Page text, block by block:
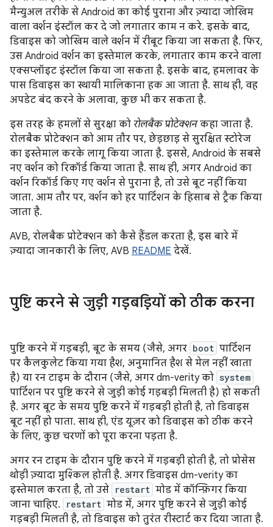
मैन्युअल तरीके से Android का कोई पुराना और ज़्यादा जोखिम
वाला वर्शन इंस्टॉल कर दे जो लगातार काम न करे. इसके बाद,
डिवाइस को जोखिम वाले वर्शन में रीबूट किया जा सकता है. फिर,
उस Android वर्शन का इस्तेमाल करके, लगातार काम करने वाला
एक्सप्लॉइट इंस्टॉल किया जा सकता है. इसके बाद, हमलावर के
पास डिवाइस का स्थायी मालिकाना हक आ जाता है. साथ ही, वह
अपडेट बंद करने के अलावा, कुछ भी कर सकता है.
इस तरह के हमलों से सुरक्षा को रोलबैक प्रोटेक्शनकहा जाता है.
रोलबैक प्रोटेक्शन को आम तौर पर, छेड़छाड़ से सुरक्षित स्टोरेज
का इस्तेमाल करके लागू किया जाता है. इससे, Android के सबसे
नए वर्शन को रिकॉर्ड किया जाता है. साथ ही, अगर Android का
वर्शन रिकॉर्ड किए गए वर्शन से पुराना है, तो उसे बूट नहीं किया
जाता. आम तौर पर, वर्शन को हर पार्टिशन के हिसाब से ट्रैक किया
जाता है.
AVB, रोलबैक प्रोटेक्शन को कैसे हैंडल करता है, इस बारे में
ज़्यादा जानकारी के लिए, AVB README देखें.
पुष्टि करने से जुड़ी गड़बड़ियों को ठीक करना
पुष्टि करने में गड़बड़ी, बूट के समय (जैसे, अगर boot पार्टिशन
पर कैलकुलेट किया गया हैश, अनुमानित हैश से मेल नहीं खाता
है) या रन टाइम के दौरान (जैसे, अगर dm-verity को system
पार्टिशन पर पुष्टि करने से जुड़ी कोई गड़बड़ी मिलती है) हो सकती
है. अगर बूट के समय पुष्टि करने में गड़बड़ी होती है, तो डिवाइस
बूट नहीं हो पाता. साथ ही, एंड यूज़र को डिवाइस को ठीक करने
के लिए, कुछ चरणों को पूरा करना पड़ता है.
अगर रन टाइम के दौरान पुष्टि करने में गड़बड़ी होती है, तो प्रोसेस
थोड़ी ज़्यादा मुश्किल होती है. अगर डिवाइस dm-verity का
इस्तेमाल करता है, तो उसे restart मोड में कॉन्फ़िगर किया
जाना चाहिए.
restart मोड में, अगर पुष्टि करने से जुड़ी कोई
गड़बड़ी मिलती है, तो डिवाइस को तुरंत रीस्टार्ट कर दिया जाता है.